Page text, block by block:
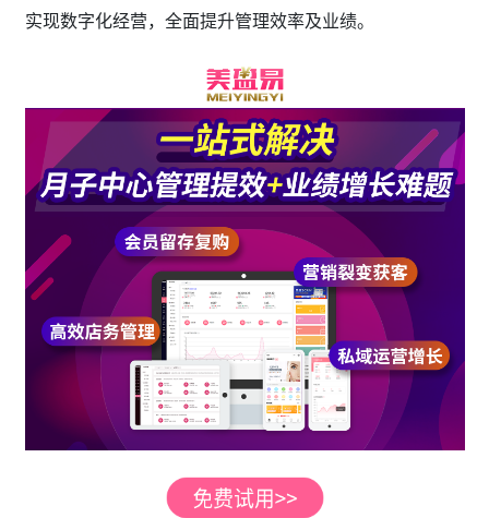
实现数字化经营，全面提升管理效率及业绩。